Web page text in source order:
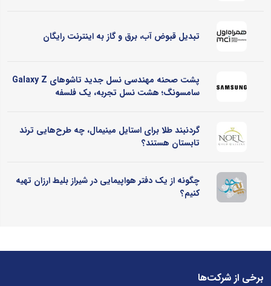
تبدیل قبوض آب، برق و گاز به اینترنت رایگان
پشت صحنه مهندسی نسل جدید تاشوهای Galaxy Z
سامسونگ؛ هشت نسل تجربه، یک فلسفه
گردنبند طلا برای استایل مینیمال، چه طرح‌هایی ترند
تابستان هستند؟
چگونه از یک دفتر هواپیمایی در شیراز بلیط ارزان تهیه
کنیم؟
برخی از شرکت‌ها